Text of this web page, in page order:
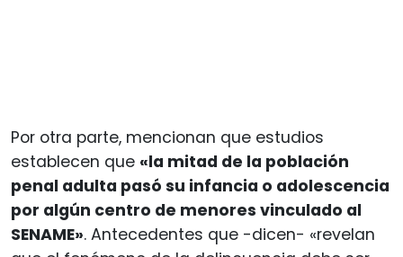
Por otra parte, mencionan que estudios
establecen que «la mitad de la población
penal adulta pasó su infancia o adolescencia
por algún centro de menores vinculado al
SENAME». Antecedentes que -dicen- «revelan